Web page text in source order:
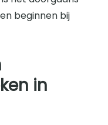
beginnen bij
in